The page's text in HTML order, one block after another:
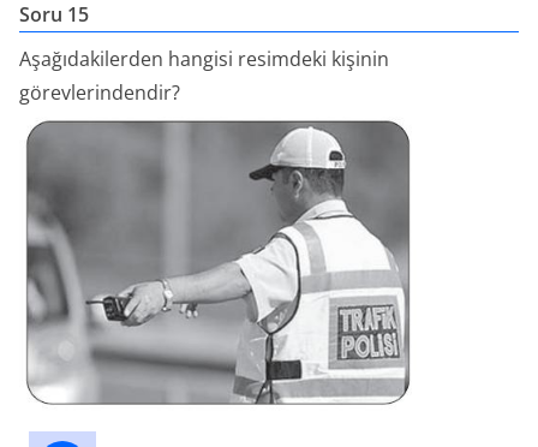
Soru 15
Aşağıdakilerden hangisi resimdeki kişinin
görevlerindendir?